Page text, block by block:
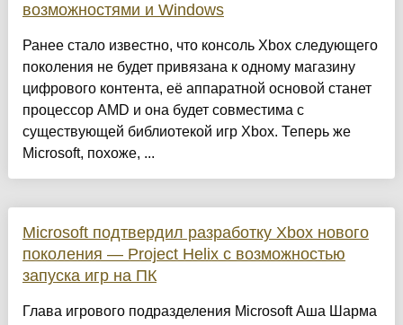
возможностями и Windows
Ранее стало известно, что консоль Xbox следующего
поколения не будет привязана к одному магазину
цифрового контента, её аппаратной основой станет
процессор AMD и она будет совместима с
существующей библиотекой игр Xbox. Теперь же
Microsoft, похоже, ...
Microsoft подтвердил разработку Xbox нового
поколения — Project Helix с возможностью
запуска игр на ПК
Глава игрового подразделения Microsoft Аша Шарма